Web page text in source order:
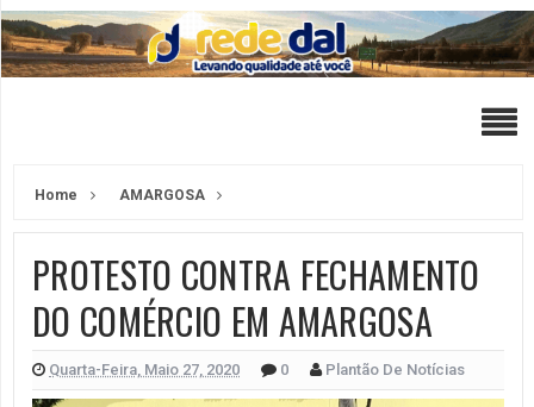
Home AMARGOSA
PROTESTO CONTRA FECHAMENTO
DO COMÉRCIO EM AMARGOSA
Quarta-Feira, Maio 27, 2020 0 Plantão De Notícias